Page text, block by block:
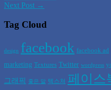
Next Post →
Tag Cloud
design facebook facebook ad
marketing Textures Twitter wordpress
그래픽 좋은 말 텍스쳐 페이스